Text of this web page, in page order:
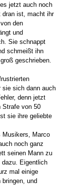
jetzt auch noch
dran ist, macht ihr
den
und
Sie schnappt
schmeißt ihn
geschrieben.
sie sich dann auch
denn jetzt
Strafe von 50
sie ihre geliebte
Musikers, Marco
noch ganz
seinen Mann zu
Eigentlich
mal einige
und